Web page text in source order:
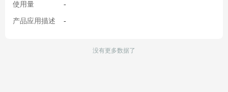
使用量 -
产品应用描述 -
没有更多数据了